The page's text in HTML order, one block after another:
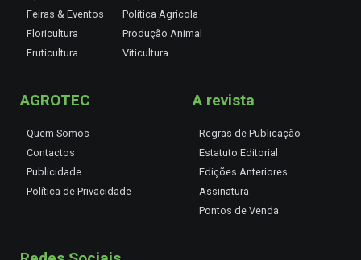
Feiras & Eventos
Floricultura
Fruticultura
Política Agrícola
Produção Animal
Viticultura
AGROTEC
Quem Somos
Contactos
Publicidade
Política de Privacidade
A revista
Regras de Publicação
Estatuto Editorial
Edições Anteriores
Assinatura
Pontos de Venda